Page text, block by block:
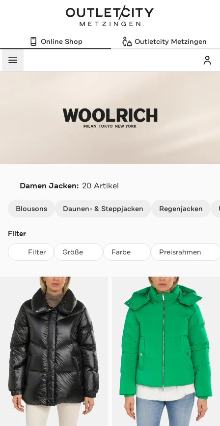
Online Shop Outletcity Metzingen
Menü
Damen Jacken: 20 Artikel
Blousons Daunen- & Steppjacken Regenjacken
Filter
Filter Größe Farbe Preisrahmen